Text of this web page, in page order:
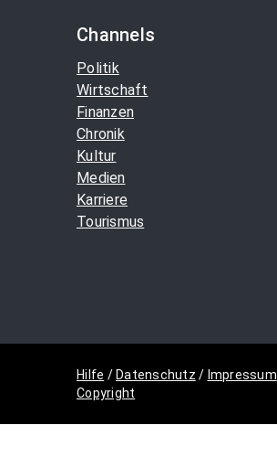
Channels
Politik
Wirtschaft
Finanzen
Chronik
Kultur
Medien
Karriere
Tourismus
Hilfe / Datenschutz / Impressum
Copyright